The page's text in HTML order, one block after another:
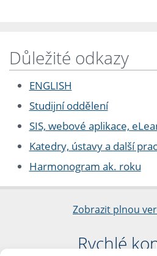
Důležité odkazy
ENGLISH
Studijní oddělení
SIS, webové aplikace,
Katedry, ústavy a další
Harmonogram ak. roku
Zobrazit plnou
Rychlé